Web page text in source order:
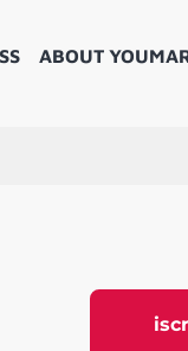
ABOUT